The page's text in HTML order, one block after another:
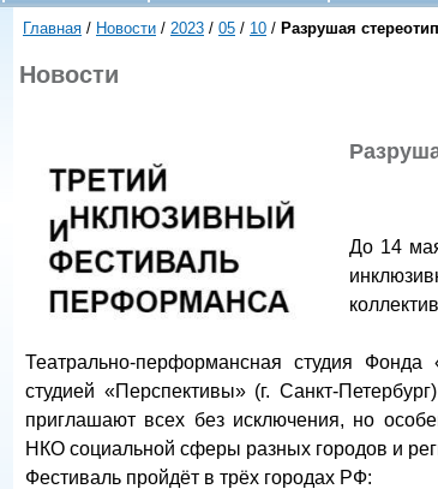
Главная / Новости / 2023 / 05 / 10 / Разрушая
Новости
До 14
Театрально-перформансная студия
студией «Перспективы» (г. Санкт-
приглашают всех без исключения, но
НКО социальной сферы разных городов и
Фестиваль пройдёт в трёх городах РФ: